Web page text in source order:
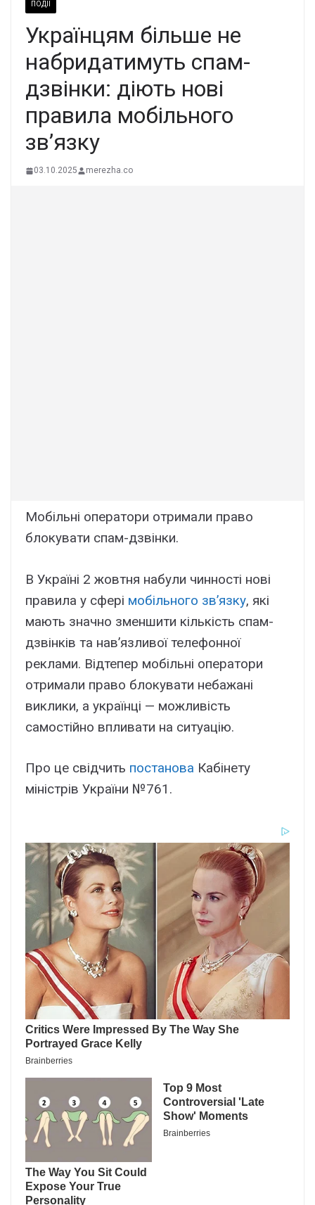
ПОДІЇ
Українцям більше не
набридатимуть спам-
дзвінки: діють нові
правила мобільного
зв’язку
03.10.2025 merezha.co
Мобільні оператори отримали право
блокувати спам-дзвінки.
В Україні 2 жовтня набули чинності нові
правила у сфері мобільного зв’язку, які
мають значно зменшити кількість спам-
дзвінків та нав’язливої телефонної
реклами. Відтепер мобільні оператори
отримали право блокувати небажані
виклики, а українці — можливість
самостійно впливати на ситуацію.
Про це свідчить постанова Кабінету
міністрів України №761.